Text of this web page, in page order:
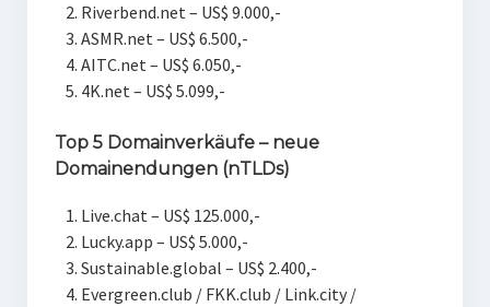
Riverbend.net – US$ 9.000,-
ASMR.net – US$ 6.500,-
AITC.net – US$ 6.050,-
4K.net – US$ 5.099,-
Top 5 Domainverkäufe – neue
Domainendungen (nTLDs)
Live.chat – US$ 125.000,-
Lucky.app – US$ 5.000,-
Sustainable.global – US$ 2.400,-
Evergreen.club / FKK.club / Link.city /